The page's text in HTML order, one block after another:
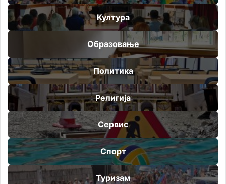
Култура
Образовање
Политика
Религија
Сервис
Спорт
Туризам